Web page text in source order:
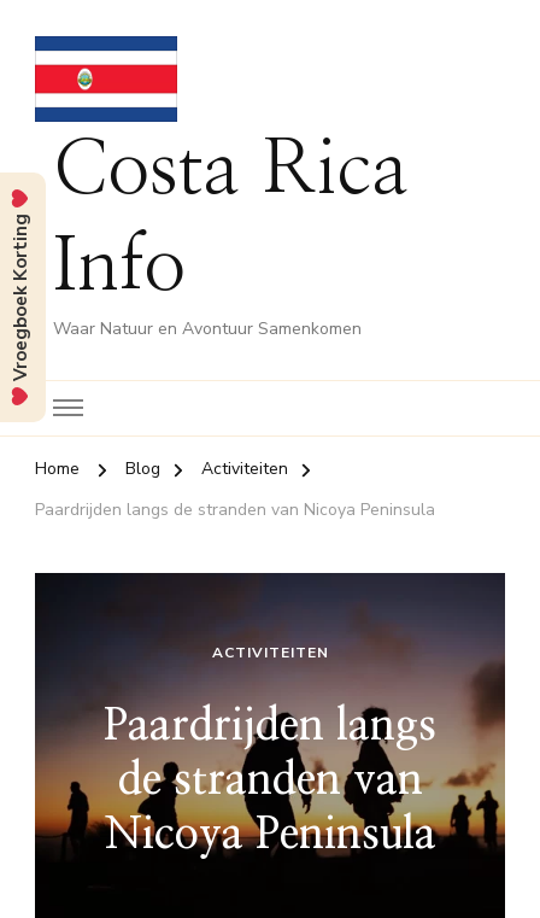
Costa Rica
Info
Waar Natuur en Avontuur Samenkomen
Home Blog
Activiteiten
Paardrijden langs de stranden van Nicoya Peninsula
ACTIVITEITEN
Paardrijden langs
de stranden van
Nicoya Peninsula
Vroegboek Korting